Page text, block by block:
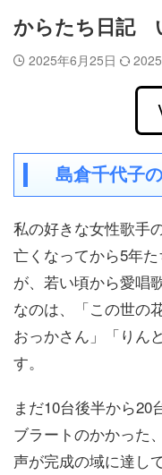
からたち日記
2025年6月25日
島倉千代子
私の好きな女性歌手
亡くなってから5年
が、若い頃から愛唱
なのは、「この世の
おっかさん」「りん
す。
まだ10台後半から20
ブラートのかかった
声が完成の域に達し